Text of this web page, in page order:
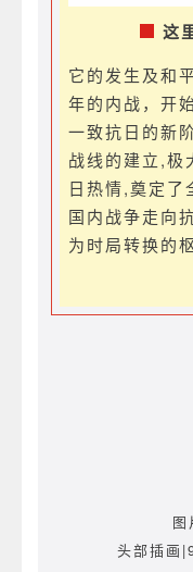
这
它的发生及和
年的内战，开
一致抗日的新
战线的建立,极
日热情,奠定了
国内战争走向
为时局转换的
头部插画